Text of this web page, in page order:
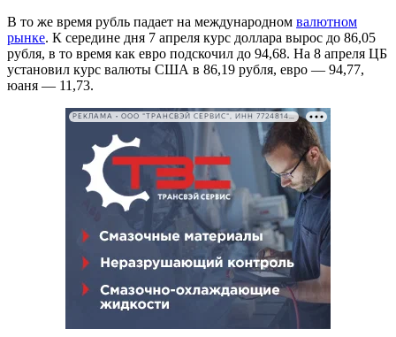
В то же время рубль падает на международном валютном
рынке. К середине дня 7 апреля курс доллара вырос до 86,05
рубля, в то время как евро подскочил до 94,68. На 8 апреля ЦБ
установил курс валюты США в 86,19 рубля, евро — 94,77,
юаня — 11,73.
РЕКЛАМА • ООО "ТРАНСВЭЙ СЕРВИС", ИНН 7724814198